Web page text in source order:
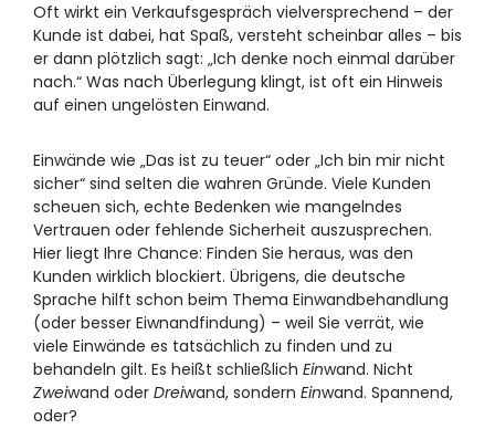
Oft wirkt ein Verkaufsgespräch vielversprechend – der
Kunde ist dabei, hat Spaß, versteht scheinbar alles – bis
er dann plötzlich sagt: „Ich denke noch einmal darüber
nach.“ Was nach Überlegung klingt, ist oft ein Hinweis
auf einen ungelösten Einwand.
Einwände wie „Das ist zu teuer“ oder „Ich bin mir nicht
sicher“ sind selten die wahren Gründe. Viele Kunden
scheuen sich, echte Bedenken wie mangelndes
Vertrauen oder fehlende Sicherheit auszusprechen.
Hier liegt Ihre Chance: Finden Sie heraus, was den
Kunden wirklich blockiert. Übrigens, die deutsche
Sprache hilft schon beim Thema Einwandbehandlung
(oder besser Eiwnandfindung) – weil Sie verrät, wie
viele Einwände es tatsächlich zu finden und zu
behandeln gilt. Es heißt schließlich Einwand. Nicht
Zweiwand oder Dreiwand, sondern Einwand. Spannend,
oder?